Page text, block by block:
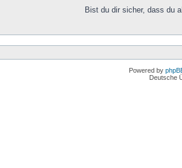
Bist du dir sicher, dass du
Powered by
Deutsche